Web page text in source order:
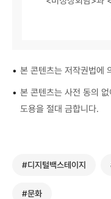
• 본 콘텐츠는 저작권법에
• 본 콘텐츠는 사전 동의
도용을 절대 금합니다.
#디지털백스테이지
#문화